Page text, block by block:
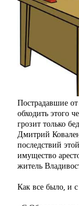
Пострадавшие
обходить этого
грозит только
Дмитрий
последствий
имущество
житель
Как все было, и